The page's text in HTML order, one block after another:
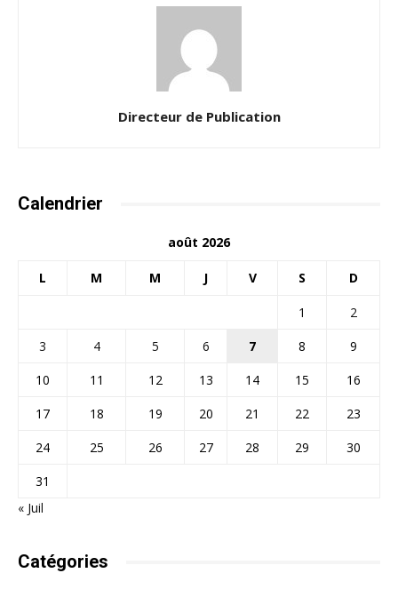
Directeur de Publication
Calendrier
août 2026
L M M J V S D
1
2
3
4 5 6 7 8
9
10
11 12 13 14 15
16
17
18 19 20 21 22
23
24
25 26 27 28 29
30
31
« Juil
Catégories